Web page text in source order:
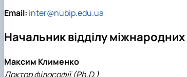
Email: inter@nubip.edu.ua
Начальник відділу міжнародних
Максим Клименко
Доктор філософії (Ph.D.)